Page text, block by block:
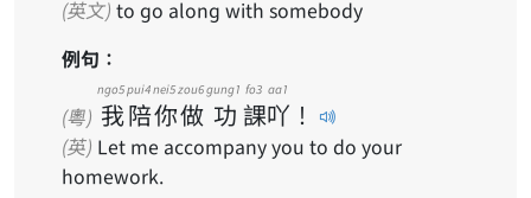
(英文) to go along with somebody
例句：
(粵) 我
ngo5
陪
pui4
你
nei5
做
zou6
功
gung1
課
fo3
吖
aa1
！
(英) Let me accompany you to do your
homework.